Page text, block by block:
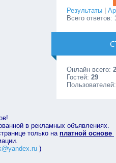
Результаты |
Всего ответов:
Онлайн всего:
Гостей:29
в рекламных объявлениях.
только на платной основе
)